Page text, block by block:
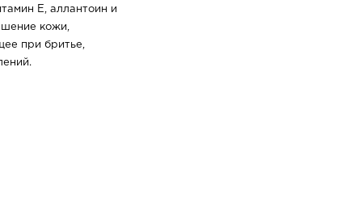
Е, аллантоин и
кожи,
при бритье,